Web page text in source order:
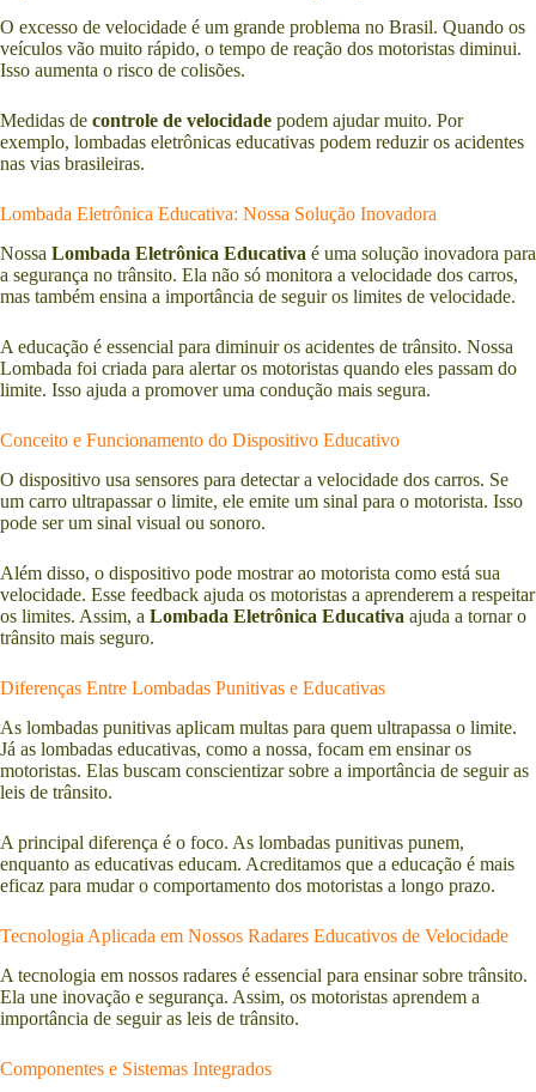
O excesso de velocidade é um grande problema no Brasil. Quando os
veículos vão muito rápido, o tempo de reação dos motoristas diminui.
Isso aumenta o risco de colisões.
Medidas de controle de velocidade podem ajudar muito. Por
exemplo, lombadas eletrônicas educativas podem reduzir os acidentes
nas vias brasileiras.
Lombada Eletrônica Educativa: Nossa Solução Inovadora
Nossa Lombada Eletrônica Educativa é uma solução inovadora para
a segurança no trânsito. Ela não só monitora a velocidade dos carros,
mas também ensina a importância de seguir os limites de velocidade.
A educação é essencial para diminuir os acidentes de trânsito. Nossa
Lombada foi criada para alertar os motoristas quando eles passam do
limite. Isso ajuda a promover uma condução mais segura.
Conceito e Funcionamento do Dispositivo Educativo
O dispositivo usa sensores para detectar a velocidade dos carros. Se
um carro ultrapassar o limite, ele emite um sinal para o motorista. Isso
pode ser um sinal visual ou sonoro.
Além disso, o dispositivo pode mostrar ao motorista como está sua
velocidade. Esse feedback ajuda os motoristas a aprenderem a respeitar
os limites. Assim, a Lombada Eletrônica Educativa ajuda a tornar o
trânsito mais seguro.
Diferenças Entre Lombadas Punitivas e Educativas
As lombadas punitivas aplicam multas para quem ultrapassa o limite.
Já as lombadas educativas, como a nossa, focam em ensinar os
motoristas. Elas buscam conscientizar sobre a importância de seguir as
leis de trânsito.
A principal diferença é o foco. As lombadas punitivas punem,
enquanto as educativas educam. Acreditamos que a educação é mais
eficaz para mudar o comportamento dos motoristas a longo prazo.
Tecnologia Aplicada em Nossos Radares Educativos de Velocidade
A tecnologia em nossos radares é essencial para ensinar sobre trânsito.
Ela une inovação e segurança. Assim, os motoristas aprendem a
importância de seguir as leis de trânsito.
Componentes e Sistemas Integrados